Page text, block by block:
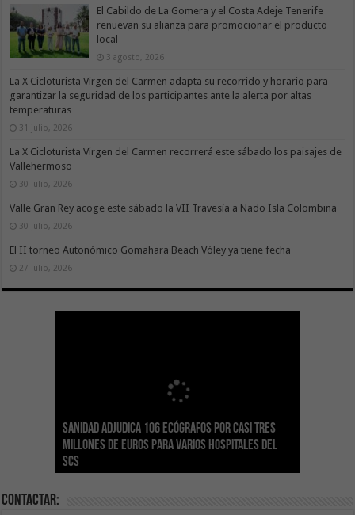
El Cabildo de La Gomera y el Costa Adeje Tenerife
renuevan su alianza para promocionar el producto
local
3 agosto, 2026
La X Cicloturista Virgen del Carmen adapta su recorrido y horario para
garantizar la seguridad de los participantes ante la alerta por altas
temperaturas
31 julio, 2026
La X Cicloturista Virgen del Carmen recorrerá este sábado los paisajes de
Vallehermoso
30 julio, 2026
Valle Gran Rey acoge este sábado la VII Travesía a Nado Isla Colombina
30 julio, 2026
El II torneo Autonómico Gomahara Beach Vóley ya tiene fecha
27 julio, 2026
Sanidad adjudica 106 ecógrafos por casi tres
millones de euros para varios hospitales del
SCS
Gesplan logra la máxima puntuación en el
Índice de Transparencia de Canarias por cuarto
año consecutivo
El Gobierno canario concede ayudas del
POSEICAN-Pesca al sector por valor de 7,09 M€
tras aumentar las cuantías
Transición Ecológica coordina con Ashotel su
adhesión a la Red de Refugios Climáticos de
Canarias
Visocan incorpora 170 pisos a su parque de
vivienda protegida en régimen de alquiler
asequible de Tenerife
Sanidad refuerza la capacidad diagnóstica de
los centros de salud con el impulso de la
ecografía clínica
Contactar: